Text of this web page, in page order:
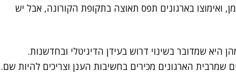
ואימוצו בארגונים תפס תאוצה בתקופת הקורונה, אבל יש
היא שמדובר בשינוי דרוש בעידן הדיגיטלי ובחדשנות.
שמרבית הארגונים מכירים בחשיבות הענן וצריכים להיות שם.